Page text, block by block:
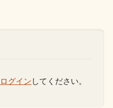
ログイン してください。